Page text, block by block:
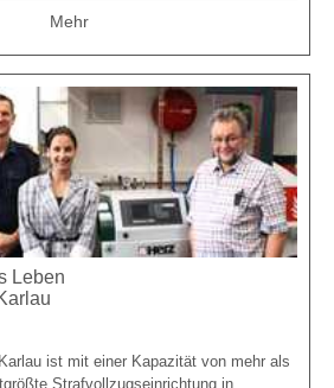
Mehr
Leben
ist mit einer Kapazität von mehr als
Strafvollzugseinrichtung in